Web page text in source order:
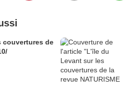
couvertures de